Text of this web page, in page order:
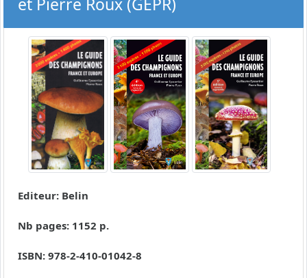
Editeur: Belin
Nb pages: 1152 p.
ISBN: 978-2-410-01042-8